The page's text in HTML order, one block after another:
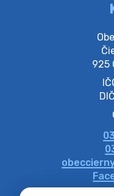
Zber
Szeparált
Oznamujeme
prebehne zber
obyvateľov, aby
večer vopred,
4. augusta 2026
Oznámenie o
elektri…
Oznamujeme Vám,
niektorých častiach
925